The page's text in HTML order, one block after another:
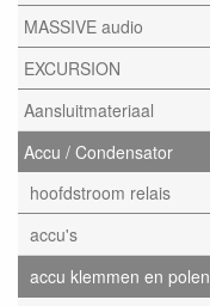
MASSIVE audio
EXCURSION
Aansluitmateriaal
Accu / Condensator
hoofdstroom relais
accu's
accu klemmen en polen